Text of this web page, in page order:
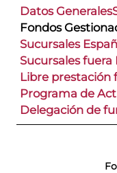
Datos Generales
Fondos
Sucursales
Sucursales fuera
Libre prestación
Programa de
Delegación de